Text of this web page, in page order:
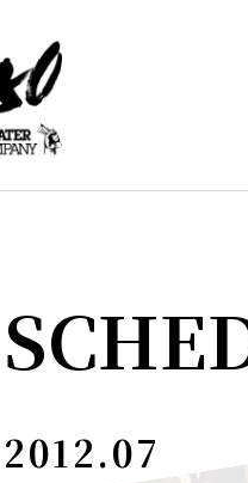
2012.07